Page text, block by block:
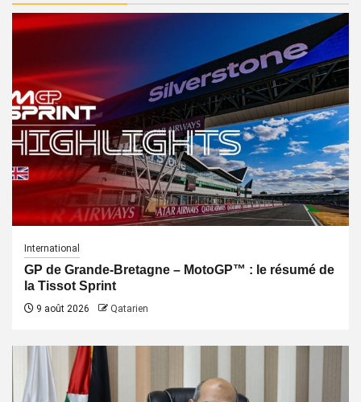
International
GP de Grande-Bretagne – MotoGP™ : le résumé de
la Tissot Sprint
9 août 2026 Qatarien